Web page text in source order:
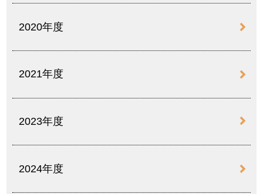
2020年度
2021年度
2023年度
2024年度